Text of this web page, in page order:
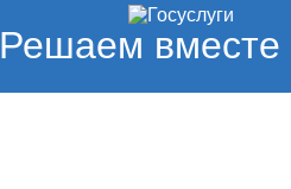
Решаем вместе